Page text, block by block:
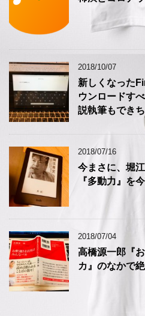
2018/10/07
新しくなった
ウンロードす
説執筆もでき
2018/07/16
今まさに、堀
『多動力』を
2018/07/04
高橋源一郎『
カ』のなかで